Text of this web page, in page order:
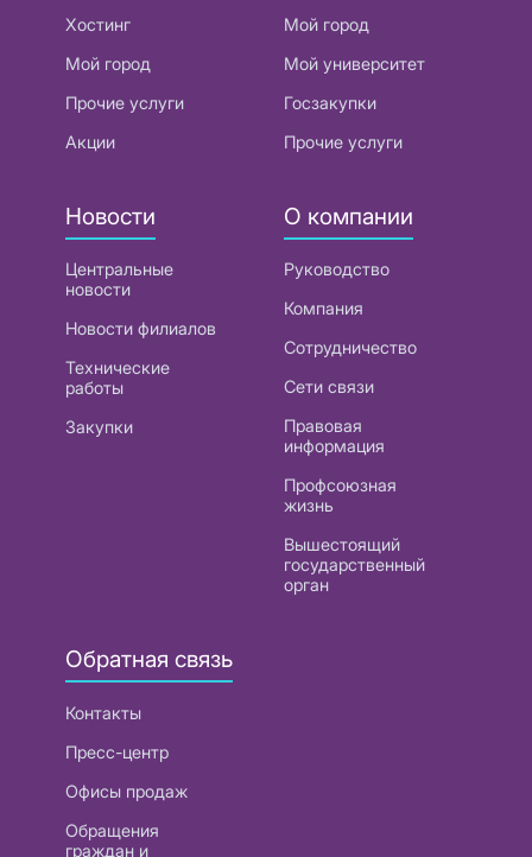
Хостинг
Мой город
Прочие услуги
Акции
Мой город
Мой университет
Госзакупки
Прочие услуги
Новости
Центральные
новости
Новости филиалов
Технические
работы
Закупки
О компании
Руководство
Компания
Сотрудничество
Сети связи
Правовая
информация
Профсоюзная
жизнь
Вышестоящий
государственный
орган
Обратная связь
Контакты
Пресс-центр
Офисы продаж
Обращения
граждан и